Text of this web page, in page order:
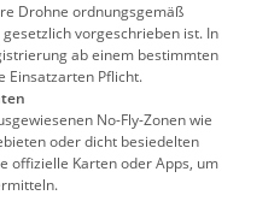
Drohne ordnungsgemäß
vorgeschrieben ist. In
ab einem bestimmten
Einsatzarten Pflicht.
No-Fly-Zonen wie
oder dicht besiedelten
offizielle Karten oder Apps, um